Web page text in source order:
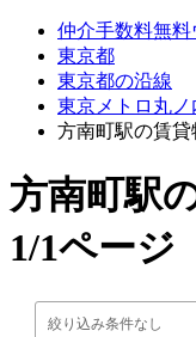
仲介手数料無
東京都
東京都の沿線
東京メトロ丸ノ
方南町駅の賃貸
方南町駅
1/1ページ
絞り込み条件なし